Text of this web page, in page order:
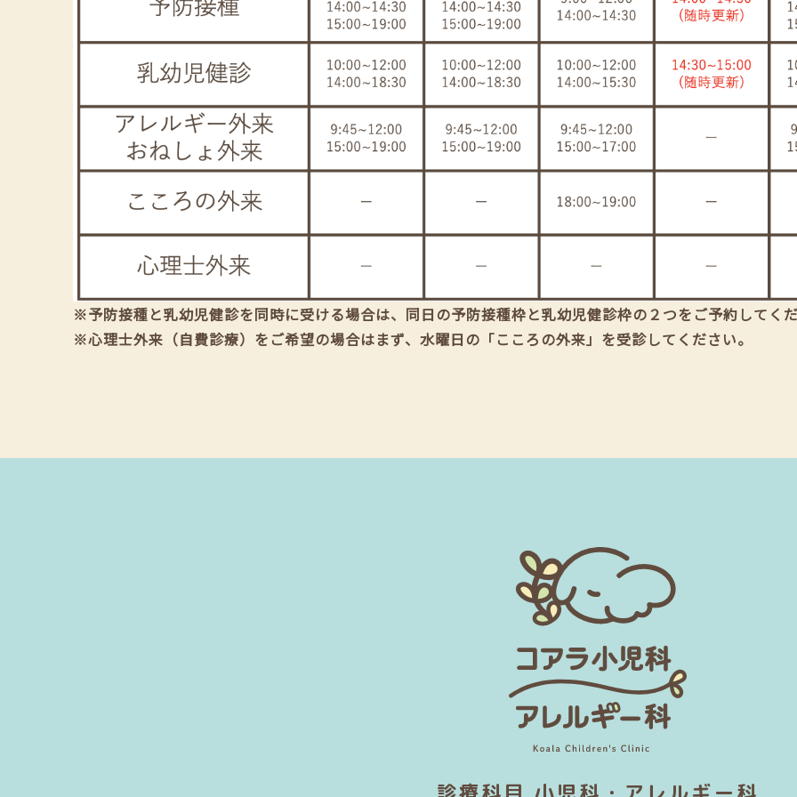
※予防接種と乳幼児健診を同時に受ける場合は、同日の予防接種枠と乳幼児健診枠の２つをご予約してく
※心理士外来（自費診療）をご希望の場合はまず、水曜日の「こころの外来」を受診してください。